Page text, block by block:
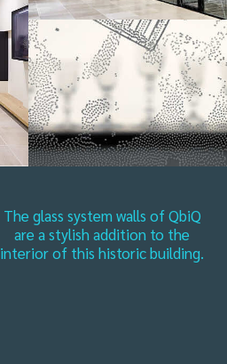
The glass system walls of QbiQ
are a stylish addition to the
interior of this historic building.